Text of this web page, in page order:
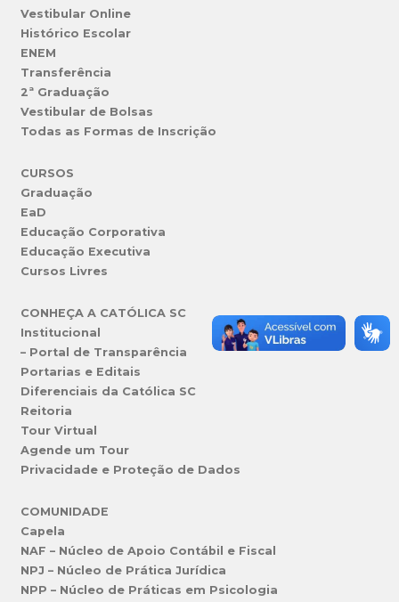
Vestibular Online
Histórico Escolar
ENEM
Transferência
2ª Graduação
Vestibular de Bolsas
Todas as Formas de Inscrição
CURSOS
Graduação
EaD
Educação Corporativa
Educação Executiva
Cursos Livres
CONHEÇA A CATÓLICA SC
Institucional
– Portal de Transparência
Portarias e Editais
Diferenciais da Católica SC
Reitoria
Tour Virtual
Agende um Tour
Privacidade e Proteção de Dados
COMUNIDADE
Capela
NAF – Núcleo de Apoio Contábil e Fiscal
NPJ – Núcleo de Prática Jurídica
NPP – Núcleo de Práticas em Psicologia